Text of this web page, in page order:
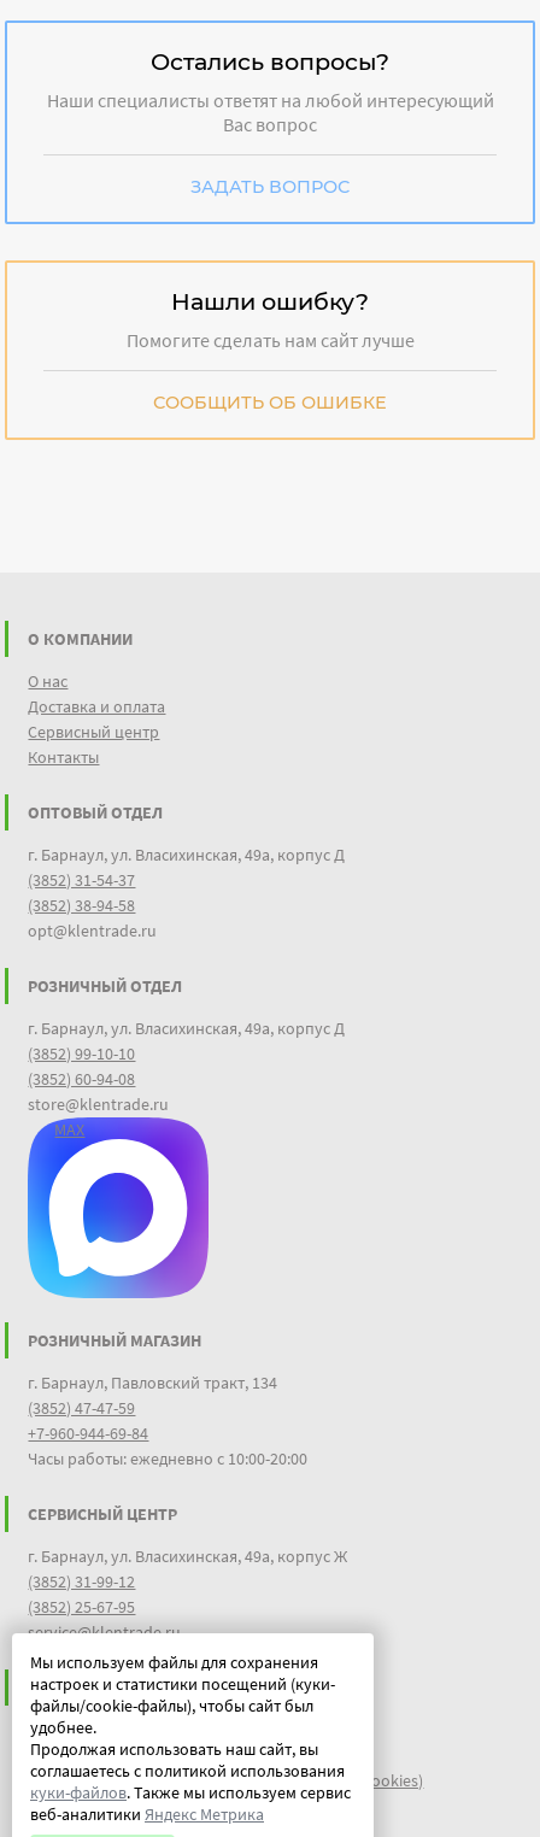
Остались вопросы?
Наши специалисты ответят на любой интересующий
Вас вопрос
ЗАДАТЬ ВОПРОС
Нашли ошибку?
Помогите сделать нам сайт лучше
СООБЩИТЬ ОБ ОШИБКЕ
Мы используем файлы для сохранения
настроек и статистики посещений (куки-
файлы/cookie-файлы), чтобы сайт был
удобнее.
Продолжая использовать наш сайт, вы
соглашаетесь с политикой использования
куки-файлов. Также мы используем сервис
веб-аналитики Яндекс Метрика
О КОМПАНИИ
О нас
Доставка и оплата
Сервисный центр
Контакты
ОПТОВЫЙ ОТДЕЛ
г. Барнаул, ул. Власихинская, 49а, корпус Д
(3852) 31-54-37
(3852) 38-94-58
opt@klentrade.ru
РОЗНИЧНЫЙ ОТДЕЛ
г. Барнаул, ул. Власихинская, 49а, корпус Д
(3852) 99-10-10
(3852) 60-94-08
store@klentrade.ru
MAX
РОЗНИЧНЫЙ МАГАЗИН
г. Барнаул, Павловский тракт, 134
(3852) 47-47-59
+7-960-944-69-84
Часы работы: ежедневно с 10:00-20:00
СЕРВИСНЫЙ ЦЕНТР
г. Барнаул, ул. Власихинская, 49а, корпус Ж
(3852) 31-99-12
(3852) 25-67-95
service@klentrade.ru
ИНФОРМАЦИЯ
Пользовательское соглашение
Политика конфиденциальности
файлы идентификации пользователей куки (cookies)
Документы